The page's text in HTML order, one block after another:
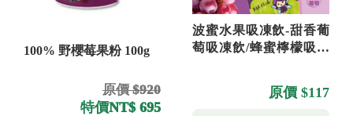
100% 野櫻莓果粉 100g
原價 $920
特價NT$ 695
波蜜水果吸凍飲-甜香葡
萄吸凍飲/蜂蜜檸檬吸凍
原價 $117